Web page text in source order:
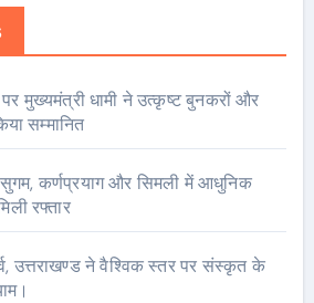
मुख्यमंत्री धामी ने उत्कृष्ट बुनकरों और
सम्मानित
सुगम, कर्णप्रयाग और सिमली में आधुनिक
रफ्तार
उत्तराखण्ड ने वैश्विक स्तर पर संस्कृत के